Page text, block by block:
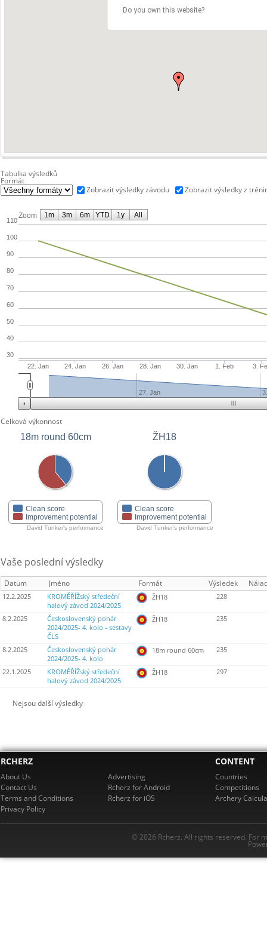
Do you own this website?
Tabulka výsledků
Formát
Zobrazit výsledky závodu
Zobrazit výsledky z
Zoom
22. Jan 24. Jan 26. Jan 28. Jan 30. Jan 1. Feb 3.
30
40
50
60
70
80
90
100
110
27. Jan
1m 3m 6m YTD 1y All
Celková výkonnost
18m round 60cm
Clean score
Improvement potential
David Tunker's performance
ŽH18
Clean score
Improvement potential
David Tunker's performance
Vaše poslední výsledky
Datum Jméno Formát Výsledek
12.2.2025
KROMĚŘÍŽský středeční
halový závod 2024/2025
ŽH18 228
8.2.2025
Československý pohár
2024/2025- 4. kolo - sestavy
ČLS
ŽH18 235
8.2.2025
Československý pohár
2024/2025- 4. kolo
18m round 60cm 235
22.1.2025
KROMĚŘÍŽský středeční
halový závod 2024/2025
ŽH18 297
Nejsou další výsledky
RCHERZ
About Us
Contact Us
Terms and Conditions
Privacy Policy
Advertising
Rcherz for Android
Rcherz for iOS
CONTENT
Countries
Competitions
Archery
© 2026 Rcherz. All rights reserved. For